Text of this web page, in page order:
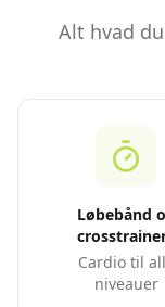
Alt hvad
Løbebånd
Cardio til
niveauer